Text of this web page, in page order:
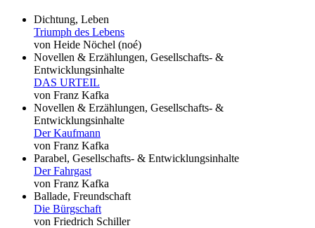
Dichtung, Leben
Triumph des Lebens
von Heide Nöchel (noé)
Novellen & Erzählungen, Gesellschafts- &
Entwicklungsinhalte
DAS URTEIL
von Franz Kafka
Novellen & Erzählungen, Gesellschafts- &
Entwicklungsinhalte
Der Kaufmann
von Franz Kafka
Parabel, Gesellschafts- & Entwicklungsinhalte
Der Fahrgast
von Franz Kafka
Ballade, Freundschaft
Die Bürgschaft
von Friedrich Schiller